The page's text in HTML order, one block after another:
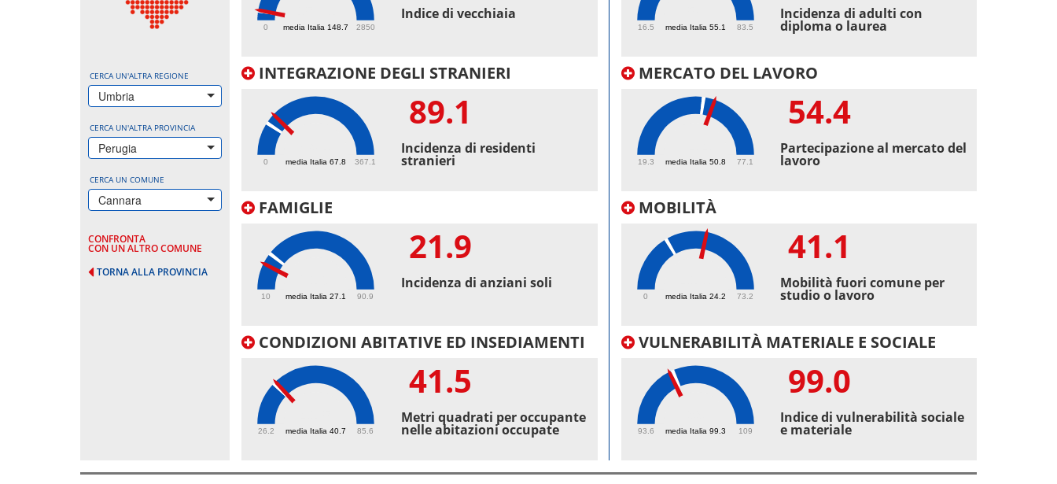
CERCA UN'ALTRA REGIONE
Umbria
CERCA UN'ALTRA PROVINCIA
Perugia
CERCA UN COMUNE
Cannara
CONFRONTA
CON UN ALTRO COMUNE
TORNA ALLA PROVINCIA
media Italia 148.7
0 2850
Indice di vecchiaia
INTEGRAZIONE DEGLI STRANIERI
media Italia 67.8
0 367.1
89.1
Incidenza di residenti
stranieri
FAMIGLIE
media Italia 27.1
10 90.9
21.9
Incidenza di anziani soli
CONDIZIONI ABITATIVE ED INSEDIAMENTI
media Italia 40.7
26.2 85.6
41.5
Metri quadrati per occupante
nelle abitazioni occupate
media Italia 55.1
16.5 83.5
Incidenza di adulti con
diploma o laurea
MERCATO DEL LAVORO
media Italia 50.8
19.3 77.1
54.4
Partecipazione al mercato del
lavoro
MOBILITÀ
media Italia 24.2
0 73.2
41.1
Mobilità fuori comune per
studio o lavoro
VULNERABILITÀ MATERIALE E SOCIALE
media Italia 99.3
93.6 109
99.0
Indice di vulnerabilità sociale
e materiale